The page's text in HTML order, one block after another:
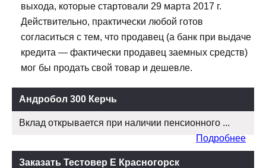
выхода, которые стартовали 29 марта 2017 г.
Действительно, практически любой готов
согласиться с тем, что продавец (а банк при выдаче
кредита — фактически продавец заемных средств)
мог бы продать свой товар и дешевле.
Андробол 300 Керчь
Вклад открывается при наличии пенсионного ...
Подробнее
Заказать Тестовер Е Красногорск